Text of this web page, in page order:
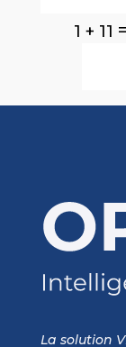
1 + 11 =
La solution